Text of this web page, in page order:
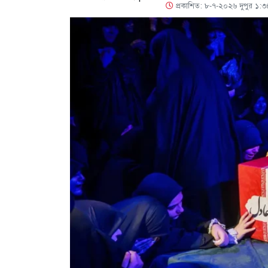
প্রকাশিত: ৮-৭-২০২৬ দুপুর